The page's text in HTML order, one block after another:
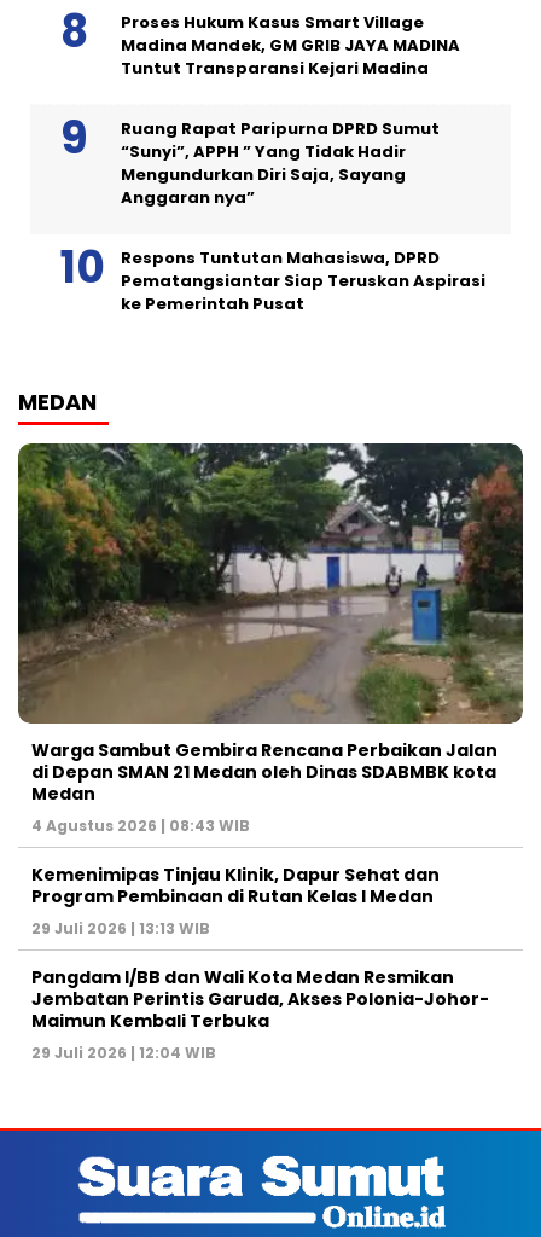
Proses Hukum Kasus Smart Village
Madina Mandek, GM GRIB JAYA MADINA
Tuntut Transparansi Kejari Madina
Ruang Rapat Paripurna DPRD Sumut
“Sunyi”, APPH ” Yang Tidak Hadir
Mengundurkan Diri Saja, Sayang
Anggaran nya”
Respons Tuntutan Mahasiswa, DPRD
Pematangsiantar Siap Teruskan Aspirasi
ke Pemerintah Pusat
MEDAN
Warga Sambut Gembira Rencana Perbaikan Jalan
di Depan SMAN 21 Medan oleh Dinas SDABMBK kota
Medan
4 Agustus 2026 | 08:43 WIB
Kemenimipas Tinjau Klinik, Dapur Sehat dan
Program Pembinaan di Rutan Kelas I Medan
29 Juli 2026 | 13:13 WIB
Pangdam I/BB dan Wali Kota Medan Resmikan
Jembatan Perintis Garuda, Akses Polonia-Johor-
Maimun Kembali Terbuka
29 Juli 2026 | 12:04 WIB